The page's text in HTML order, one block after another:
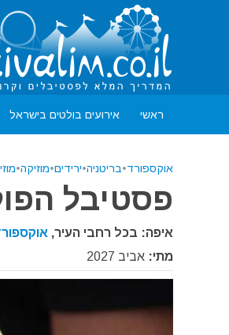
ראשי אירועים בולטים בישראל
אוקספורד•בריטניה•ירידים•מוזיקה•
פסטיבל
איפה: בכל רחבי העיר,
מתי: אביב 2027